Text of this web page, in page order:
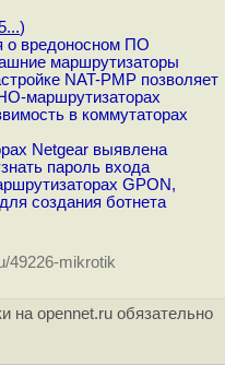
)
о вредоносном ПО
маршрутизаторы
NAT-PMP позволяет
маршрутизаторах
в коммутаторах
Netgear выявлена
пароль входа
GPON,
создания ботнета
49226-mikrotik
на opennet.ru обязательно